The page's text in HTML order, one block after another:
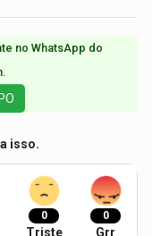
no WhatsApp do
isso.
0
Triste
0
Grr